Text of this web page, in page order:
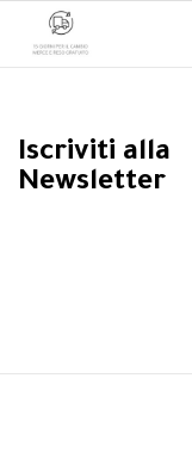
Iscriviti alla
Newsletter